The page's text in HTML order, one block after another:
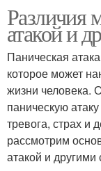
Различия
атакой и
Паническая
которое может
жизни человека.
паническую
тревога, страх и
рассмотрим
атакой и